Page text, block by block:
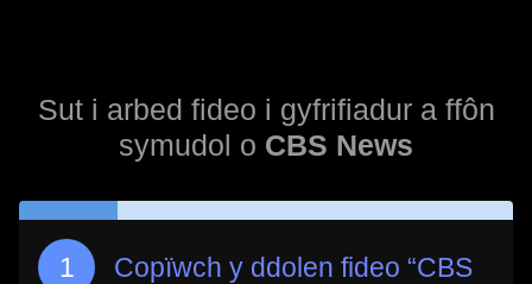
Sut i arbed fideo i gyfrifiadur a ffôn
symudol o CBS News
Copïwch y ddolen fideo “CBS